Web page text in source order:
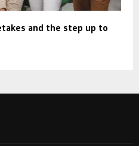
and the step up to